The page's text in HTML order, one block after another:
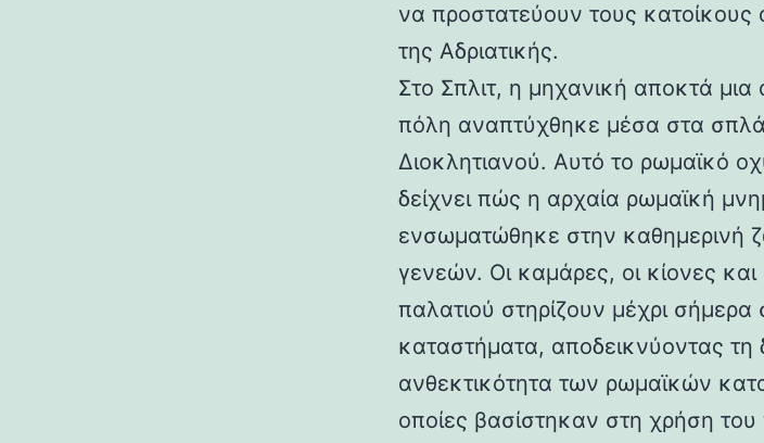
να προστατεύουν τους
της Αδριατικής.
Στο Σπλιτ, η μηχανική αποκτά
πόλη αναπτύχθηκε μέσα στα
Διοκλητιανού. Αυτό το ρωμαϊκό
δείχνει πώς η αρχαία ρωμαϊκή
ενσωματώθηκε στην καθημερινή
γενεών. Οι καμάρες, οι κίονες και
παλατιού στηρίζουν μέχρι σήμερα
καταστήματα, αποδεικνύοντας τη
ανθεκτικότητα των ρωμαϊκών
οποίες βασίστηκαν στη χρήση